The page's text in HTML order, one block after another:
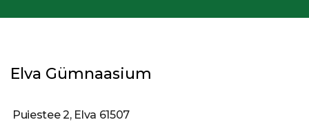
Elva Gümnaasium
Puiestee 2, Elva 61507